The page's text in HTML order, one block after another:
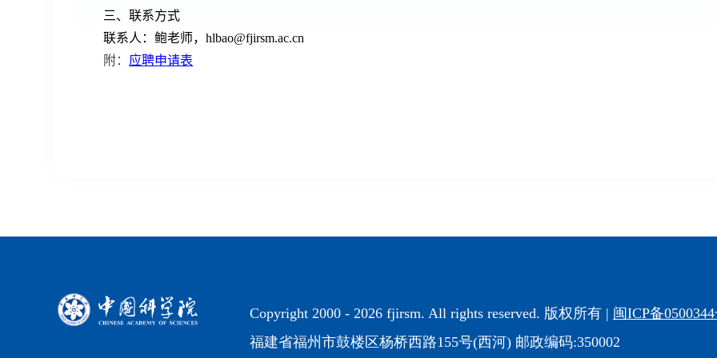
三、联系方式
联系人：鲍老师，hlbao@fjirsm.ac.cn
附： 应聘申请表
Copyright 2000 - 2026 fjirsm. All rights reserved. 版权所有 | 闽ICP备
福建省福州市鼓楼区杨桥西路155号(西河) 邮政编码:350002